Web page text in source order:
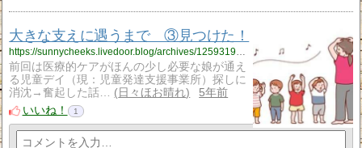
大きな支えに遇うまで ③見つけた！
https://sunnycheeks.livedoor.blog/archives/12593192.html
前回は医療的ケアがほんの少し必要な娘が通え
る児童デイ（現：児童発達支援事業所）探しに
消沈→奮起した話…
日々ほお晴れ
5年前
いいね！
1